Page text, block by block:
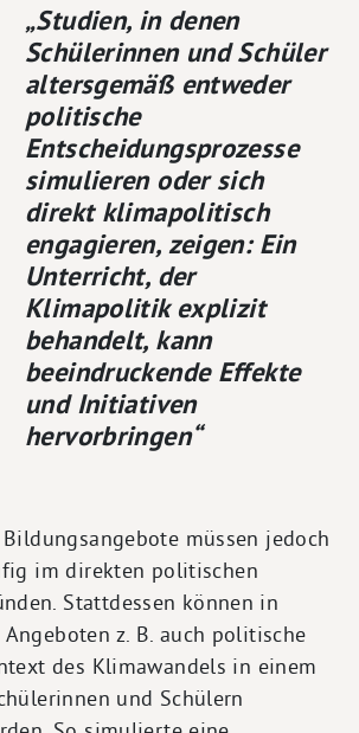
„Studien, in denen
Schülerinnen und Schüler
altersgemäß entweder
politische
Entscheidungsprozesse
simulieren oder sich
direkt klimapolitisch
engagieren, zeigen: Ein
Unterricht, der
Klimapolitik explizit
behandelt, kann
beeindruckende Effekte
und Initiativen
hervorbringen“
müssen jedoch
im direkten politischen
Stattdessen können in
z. B. auch politische
des Klimawandels in einem
und Schülern